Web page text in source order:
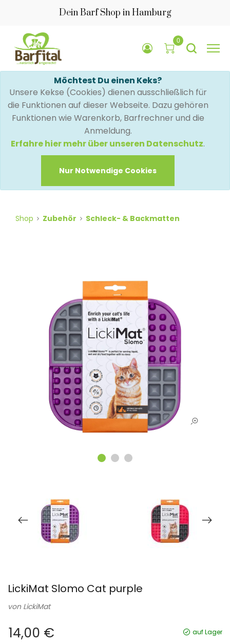
Dein Barf Shop in Hamburg
0
Möchtest Du einen Keks?
Unsere Kekse (Cookies) dienen ausschließlich für
die Funktionen auf dieser Webseite. Dazu gehören
Funktionen wie Warenkorb, Barfrechner und die
Anmeldung.
Erfahre hier mehr über unseren Datenschutz.
Nur Notwendige Cookies
Shop Zubehör Schleck- & Backmatten
LickiMat Slomo Cat purple
von LickiMat
14,00 € auf Lager